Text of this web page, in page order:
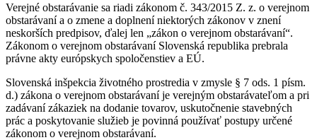
Verejné obstarávanie sa riadi zákonom č. 343/2015 Z. z. o verejnom
obstarávaní a o zmene a doplnení niektorých zákonov v znení
neskorších predpisov, ďalej len „zákon o verejnom obstarávaní“.
Zákonom o verejnom obstarávaní Slovenská republika prebrala
právne akty európskych spoločenstiev a EÚ.
Slovenská inšpekcia životného prostredia v zmysle § 7 ods. 1 písm.
d.) zákona o verejnom obstarávaní je verejným obstarávateľom a pri
zadávaní zákaziek na dodanie tovarov, uskutočnenie stavebných
prác a poskytovanie služieb je povinná používať postupy určené
zákonom o verejnom obstarávaní.